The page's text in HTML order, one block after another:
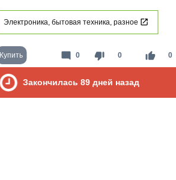
Электроника, бытовая техника, разное
Купить thumb_down 0 thumb_up 0
mode_comment 0
Закончилась 89 дней назад